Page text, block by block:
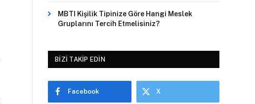
MBTI Kişilik Tipinize Göre Hangi Meslek
Gruplarını Tercih Etmelisiniz?
BIZI TAKIP EDIN
Facebook X